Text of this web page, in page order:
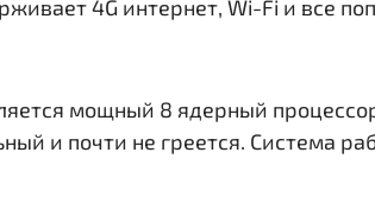
4G интернет, Wi-Fi и все
мощный 8 ядерный
и почти не греется. Система